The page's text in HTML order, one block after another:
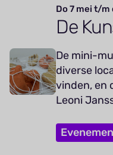
Do 7 mei t/m
De
De mini-
diverse
vinden, en
Leoni